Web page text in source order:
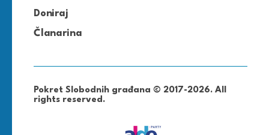
Doniraj
Članarina
Pokret Slobodnih građana © 2017-2026. All
rights reserved.